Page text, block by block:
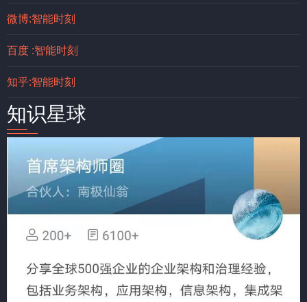
微博:智能时刻
百度 :智能时刻
知乎:智能时刻
知识星球